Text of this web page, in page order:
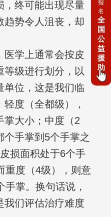
，终可能出现尽量
趋势令人沮丧，却
医学上通常会按皮
等级进行划分，以
单位，这是我们临
度（全都级），
掌大小；中度（2
手掌到5个手掌之
损面积处于6个手
重度（4级），则意
掌。换句话说，
我们评估治疗难度
报
名
全
国
公
益
援
助